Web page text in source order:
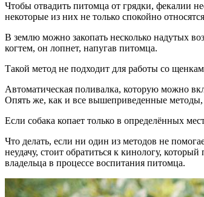
Чтобы отвадить питомца от грядки, фекалии
некоторые из них не только спокойно
В землю можно закопать несколько надутых
когтем, он лопнет, напугав питомца.
Такой метод не подходит для работы со
Автоматическая поливалка, которую можно
Опять же, как и все вышеприведенные методы,
Если собака копает только в определённых
Что делать, если ни один из методов не
неудачу, стоит обратиться к кинологу,
владельца в процессе воспитания питомца.